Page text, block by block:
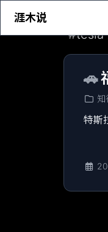
涯木说
#tesla
🚗
知
特斯